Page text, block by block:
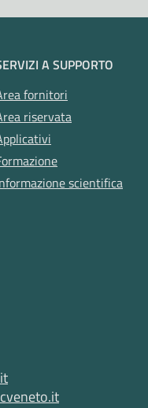
A SUPPORTO
fornitori
riservata
scientifica